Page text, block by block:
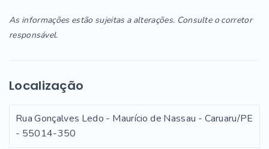
As informações estão sujeitas a alterações. Consulte o corretor
responsável.
Localização
Rua Gonçalves Ledo - Maurício de Nassau - Caruaru/PE
- 55014-350